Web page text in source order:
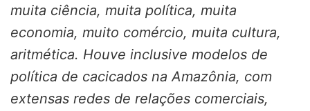
muita ciência, muita política, muita
economia, muito comércio, muita cultura,
aritmética. Houve inclusive modelos de
política de cacicados na Amazônia, com
extensas redes de relações comerciais,